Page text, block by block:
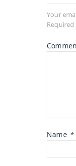
Your
Name *